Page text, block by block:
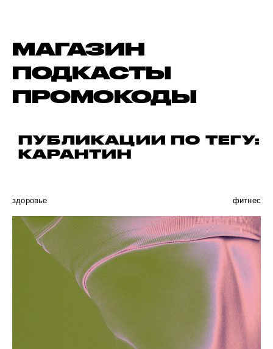
МАГАЗИН
ПОДКАСТЫ
ПРОМОКОДЫ
ПУБЛИКАЦИИ ПО ТЕГУ:
КАРАНТИН
здоровье фитнес